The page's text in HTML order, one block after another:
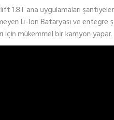
1.8T ana uygulamaları
Li-Ion Bataryası ve
için mükemmel bir kamyon yapar.